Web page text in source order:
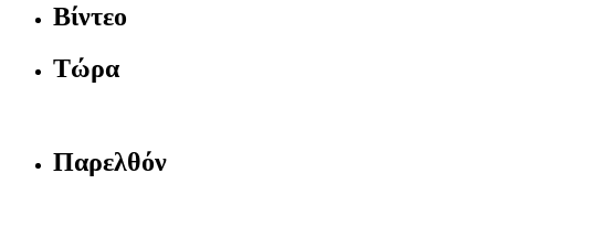
Βίντεο
Τώρα
Παρελθόν